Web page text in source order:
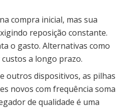
compra inicial, mas sua
reposição constante.
o gasto. Alternativas como
a longo prazo.
outros dispositivos, as pilhas
novos com frequência soma
de qualidade é uma